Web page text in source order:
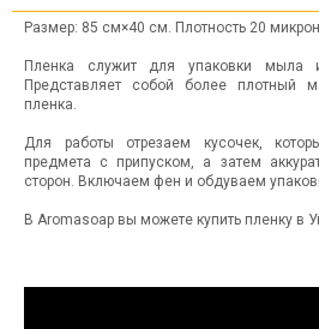
Размер: 85 см×40 см. Плотность 20
Пленка служит для упаковки мыла
Представляет собой более плотный
пленка.
Для работы отрезаем кусочек,
предмета с припуском, а затем
сторон. Включаем фен и обдуваем
В Aromasoap вы можете купить пленку в